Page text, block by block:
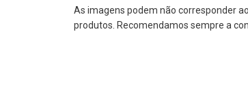
As imagens podem não corresponder
produtos. Recomendamos sempre a